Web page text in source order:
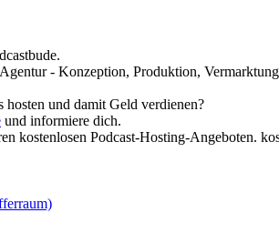
- Konzeption, Produktion,
hosten und damit Geld verdienen?
und informiere dich.
kostenlosen Podcast-Hosting-Angeboten.